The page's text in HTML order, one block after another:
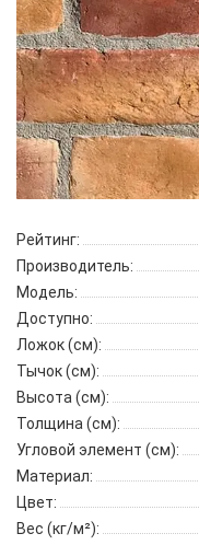
Рейтинг:
Производитель:
Модель:
Доступно:
Ложок (см):
Тычок (см):
Высота (см):
Толщина (см):
Угловой элемент (см):
Материал:
Цвет:
Вес (кг/м²):